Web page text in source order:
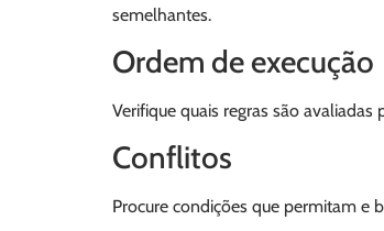
semelhantes.
Ordem de execução
Verifique quais regras são
Conflitos
Procure condições que permitam e